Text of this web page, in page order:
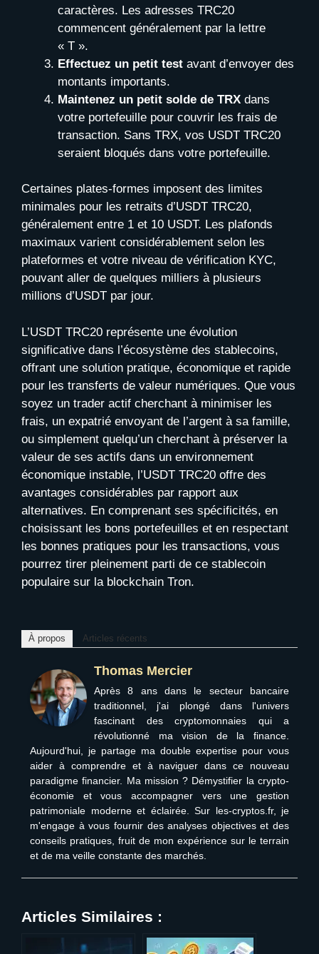
caractères. Les adresses TRC20
commencent généralement par la lettre
« T ».
Effectuez un petit test avant d’envoyer des
montants importants.
Maintenez un petit solde de TRX dans
votre portefeuille pour couvrir les frais de
transaction. Sans TRX, vos USDT TRC20
seraient bloqués dans votre portefeuille.
Certaines plates-formes imposent des limites
minimales pour les retraits d’USDT TRC20,
généralement entre 1 et 10 USDT. Les plafonds
maximaux varient considérablement selon les
plateformes et votre niveau de vérification KYC,
pouvant aller de quelques milliers à plusieurs
millions d’USDT par jour.
L’USDT TRC20 représente une évolution
significative dans l’écosystème des stablecoins,
offrant une solution pratique, économique et rapide
pour les transferts de valeur numériques. Que vous
soyez un trader actif cherchant à minimiser les
frais, un expatrié envoyant de l’argent à sa famille,
ou simplement quelqu’un cherchant à préserver la
valeur de ses actifs dans un environnement
économique instable, l’USDT TRC20 offre des
avantages considérables par rapport aux
alternatives. En comprenant ses spécificités, en
choisissant les bons portefeuilles et en respectant
les bonnes pratiques pour les transactions, vous
pourrez tirer pleinement parti de ce stablecoin
populaire sur la blockchain Tron.
À propos Articles récents
Thomas Mercier
Après 8 ans dans le secteur bancaire
traditionnel, j'ai plongé dans l'univers
fascinant des cryptomonnaies qui a
révolutionné ma vision de la finance.
Aujourd'hui, je partage ma double expertise pour vous
aider à comprendre et à naviguer dans ce nouveau
paradigme financier. Ma mission ? Démystifier la crypto-
économie et vous accompagner vers une gestion
patrimoniale moderne et éclairée. Sur les-cryptos.fr, je
m'engage à vous fournir des analyses objectives et des
conseils pratiques, fruit de mon expérience sur le terrain
et de ma veille constante des marchés.
Articles Similaires :